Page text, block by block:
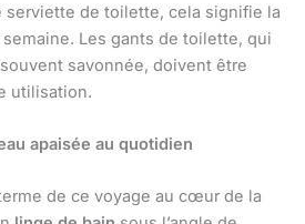
serviette de toilette, cela signifie la
Les gants de toilette, qui
savonnée, doivent être
utilisation.
apaisée au quotidien
de ce voyage au cœur de la